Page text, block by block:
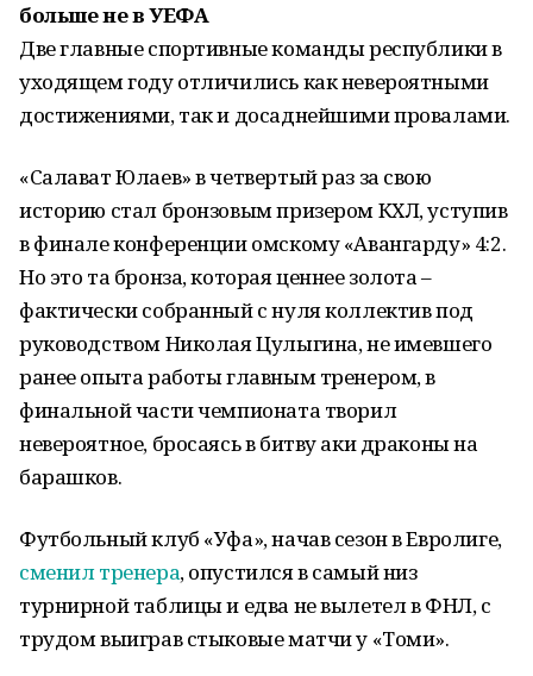
больше не в УЕФА
Две главные спортивные команды республики в
уходящем году отличились как невероятными
достижениями, так и досаднейшими провалами.
«Салават Юлаев» в четвертый раз за свою
историю стал бронзовым призером КХЛ, уступив
в финале конференции омскому «Авангарду» 4:2.
Но это та бронза, которая ценнее золота –
фактически собранный с нуля коллектив под
руководством Николая Цулыгина, не имевшего
ранее опыта работы главным тренером, в
финальной части чемпионата творил
невероятное, бросаясь в битву аки драконы на
барашков.
Футбольный клуб «Уфа», начав сезон в Евролиге,
сменил тренера, опустился в самый низ
турнирной таблицы и едва не вылетел в ФНЛ, с
трудом выиграв стыковые матчи у «Томи».